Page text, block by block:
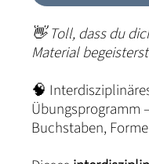
👋 Toll, dass du
Material
🧠
Übungsprogramm
Buchstaben,